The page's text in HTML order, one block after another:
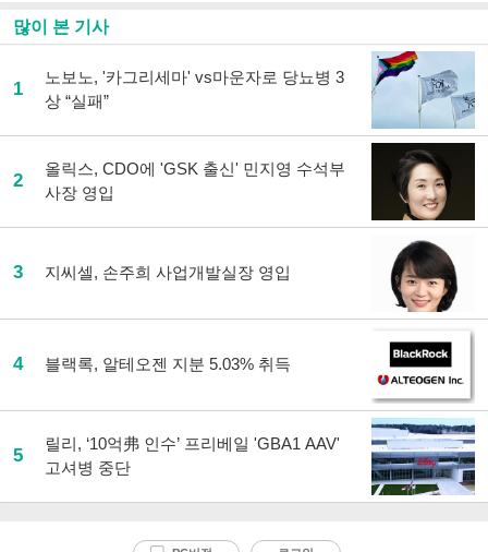
많이 본 기사
1
노보노, '카그리세마' vs마운자로 당뇨병 3
상 “실패”
2
올릭스, CDO에 'GSK 출신' 민지영 수석부
사장 영입
3 지씨셀, 손주희 사업개발실장 영입
4 블랙록, 알테오젠 지분 5.03% 취득
5
릴리, ‘10억弗 인수’ 프리베일 'GBA1 AAV'
고셔병 중단